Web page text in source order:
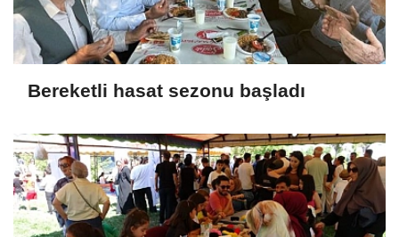
Bereketli hasat sezonu başladı